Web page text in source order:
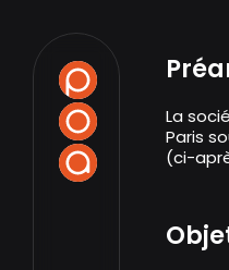
La
Paris
(ci-